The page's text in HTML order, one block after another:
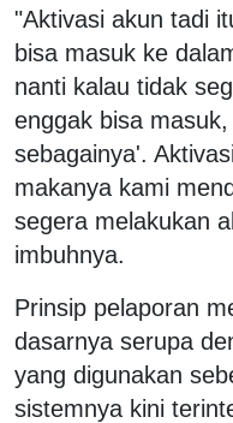
"Aktivasi akun tadi
bisa masuk ke
nanti kalau tidak
enggak bisa
sebagainya'.
makanya kami
segera melakukan
imbuhnya.
Prinsip pelaporan
dasarnya serupa
yang digunakan
sistemnya kini